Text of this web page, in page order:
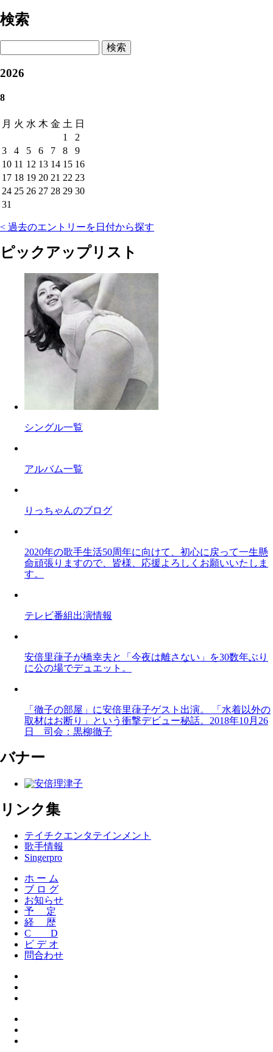
検索
検索
2026
8
月 火 水 木 金 土 日
1
2
3
4 5 6 7 8
9
10 11 12 13 14 15 16
17 18 19 20 21 22 23
24 25 26 27 28 29 30
31
< 過去のエントリーを日付から探す
ピックアップリスト
シングル一覧
アルバム一覧
りっちゃんのブログ
2020年の歌手生活50周年に向けて、初心に戻って一生懸
命頑張りますので、皆様、応援よろしくお願いいたしま
す。
テレビ番組出演情報
安倍里葎子が橋幸夫と「今夜は離さない」を30数年ぶり
に公の場でデュエット。
「徹子の部屋」に安倍里葎子ゲスト出演。 「水着以外の
取材はお断り」という衝撃デビュー秘話。2018年10月26
日 司会：黒柳徹子
バナー
リンク集
テイチクエンタテインメント
歌手情報
Singerpro
ホ ー ム
ブ ロ グ
お知らせ
予 定
経 歴
C D
ビ デ オ
問合わせ